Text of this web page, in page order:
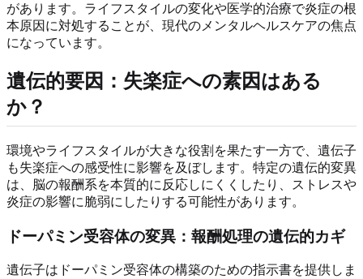
があります。ライフスタイルの変化や医学的治療で炎症の根
本原因に対処することが、現代のメンタルヘルスケアの焦点
になっています。
遺伝的要因：失楽症への素因はある
か？
環境やライフスタイルが大きな役割を果たす一方で、遺伝子
も失楽症への感受性に影響を及ぼします。特定の遺伝的変異
は、脳の報酬系を本質的に反応しにくくしたり、ストレスや
炎症の影響に脆弱にしたりする可能性があります。
ドーパミン受容体の変異：報酬処理の遺伝的カギ
遺伝子はドーパミン受容体の構築のための指示書を提供しま